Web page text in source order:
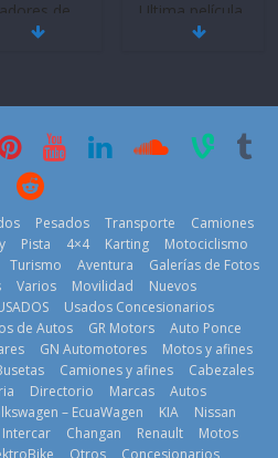
se alista
un nuevo
a
de
de todo
en
OMBC
de mayo de
¿Qué puede
pasar con tu
3 de agosto de
La FEDAK
recibe 12
Sinotruk
Bolden para
cubrir las rutas
de La Vuelta
31 de julio de
Pesados Transporte
Camiones
Pista 4×4 Karting
Motociclismo
Turismo Aventura
Galerías de Fotos
Varios Movilidad
Nuevos
Usados Concesionarios
de Autos GR Motors
Auto Ponce
GN Automotores
Motos y afines
Camiones y afines
Cabezales
Directorio Marcas
Autos
– EcuaWagen KIA
Nissan
Intercar Changan Renault
Motos
Otros
Concesionarios